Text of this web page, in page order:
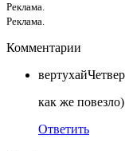
Реклама.
Реклама.
Комментарии
вертухай
как же повезло)
Ответить